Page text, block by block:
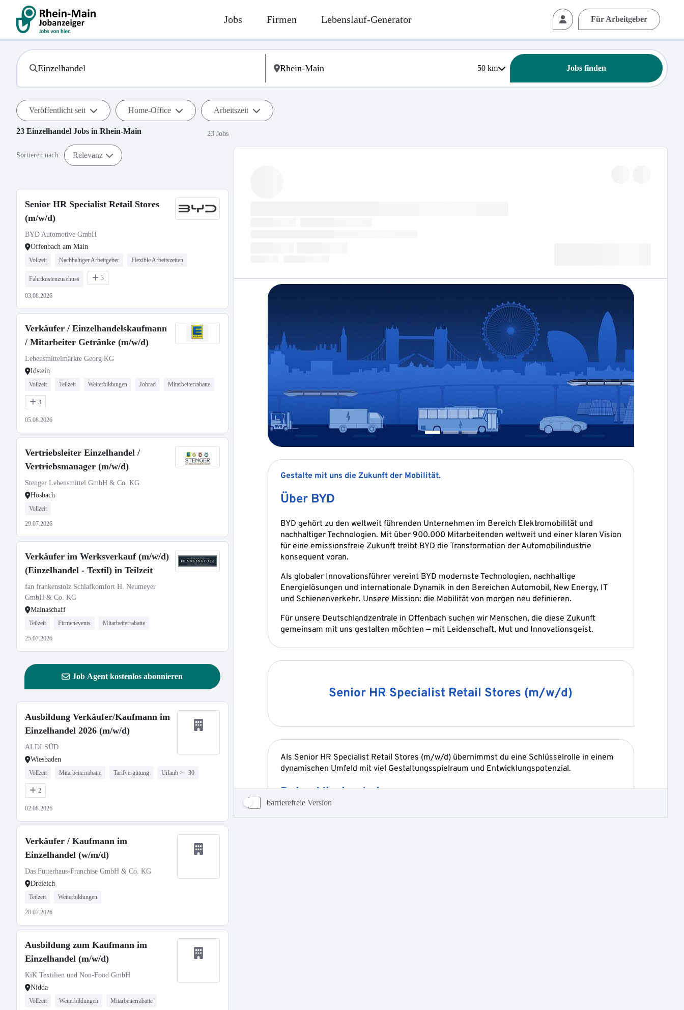
Jobs Firmen Lebenslauf-Generator Für Arbeitgeber
50km Jobs finden
Veröffentlicht seit Home-Office Arbeitszeit
23 Einzelhandel Jobs in Rhein-Main 23 Jobs
Sortieren nach: Relevanz
Senior HR Specialist Retail Stores
(m/w/d)
BYD Automotive GmbH
Offenbach am Main
Vollzeit Nachhaltiger Arbeitgeber Flexible Arbeitszeiten
Fahrtkostenzuschuss 3
03.08.2026
Verkäufer / Einzelhandelskaufmann
/ Mitarbeiter Getränke (m/w/d)
Lebensmittelmärkte Georg KG
Idstein
Vollzeit Teilzeit Weiterbildungen Jobrad Mitarbeiterrabatte
3
05.08.2026
Vertriebsleiter Einzelhandel /
Vertriebsmanager (m/w/d)
Stenger Lebensmittel GmbH & Co. KG
Hösbach
Vollzeit
29.07.2026
Verkäufer im Werksverkauf (m/w/d)
(Einzelhandel - Textil) in Teilzeit
fan frankenstolz Schlafkomfort H. Neumeyer
GmbH & Co. KG
Mainaschaff
Teilzeit Firmenevents Mitarbeiterrabatte
25.07.2026
Job Agent kostenlos abonnieren
Ausbildung Verkäufer/Kaufmann im
Einzelhandel 2026 (m/w/d)
ALDI SÜD
Wiesbaden
Vollzeit Mitarbeiterrabatte Tarifvergütung Urlaub >= 30
2
02.08.2026
Verkäufer / Kaufmann im
Einzelhandel (w/m/d)
Das Futterhaus-Franchise GmbH & Co. KG
Dreieich
Teilzeit Weiterbildungen
28.07.2026
Ausbildung zum Kaufmann im
Einzelhandel (m/w/d)
KiK Textilien und Non-Food GmbH
Nidda
Vollzeit Weiterbildungen Mitarbeiterrabatte
barrierefreie Version